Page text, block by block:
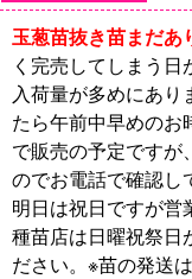
玉葱苗抜き苗まだあ
く完売してしまう
入荷量が多めにあり
たら午前中早めのお
で販売の予定ですが
のでお電話で確認し
明日は祝日ですが営
種苗店は日曜祝祭日
ださい。※苗の発送